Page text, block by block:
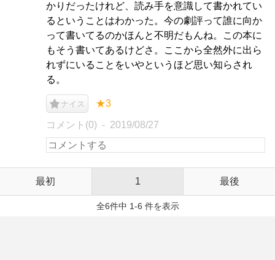
かりだったけれど、読み手を意識して書かれてい
るということはわかった。今の劇評って誰に向か
って書いてるのかほんと不明だもんね。この本に
もそう書いてあるけどさ。ここから全然外に出ら
れずにいることをいやというほど思い知らされ
る。
ナイス ★3
コメント(0) 2019/08/27
最初 1 最後
全6件中 1-6 件を表示